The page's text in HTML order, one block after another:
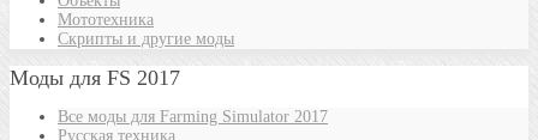
Мототехника
Скрипты и другие моды
Моды для FS 2017
Все моды для Farming Simulator 2017
Русская техника